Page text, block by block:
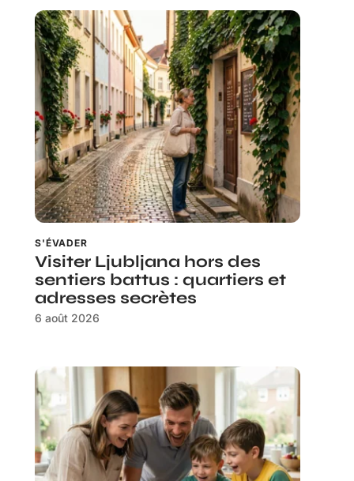
S'ÉVADER
Visiter Ljubljana hors des
sentiers battus : quartiers et
adresses secrètes
6 août 2026